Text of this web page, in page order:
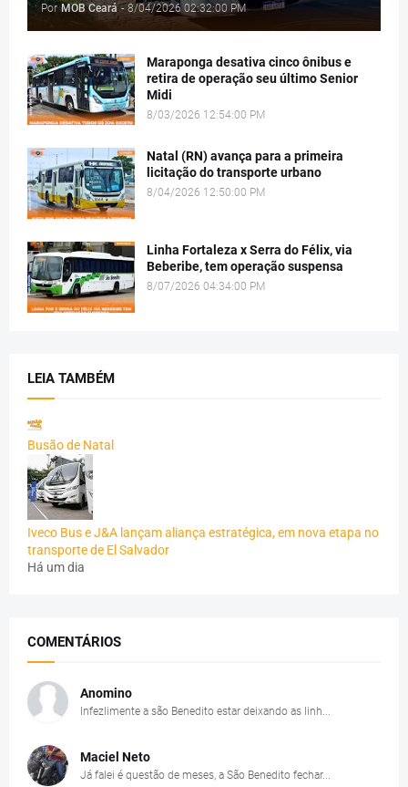
Por MOB Ceará - 8/04/2026 02:32:00 PM
Maraponga desativa cinco ônibus e
retira de operação seu último Senior
Midi
8/03/2026 12:54:00 PM
Natal (RN) avança para a primeira
licitação do transporte urbano
8/04/2026 12:50:00 PM
Linha Fortaleza x Serra do Félix, via
Beberibe, tem operação suspensa
8/07/2026 04:34:00 PM
LEIA TAMBÉM
Busão de Natal
Iveco Bus e J&A lançam aliança estratégica, em nova etapa no
transporte de El Salvador
Há um dia
COMENTÁRIOS
Anomino
Infezlimente a são Benedito estar deixando as linh...
Maciel Neto
Já falei é questão de meses, a São Benedito fechar...